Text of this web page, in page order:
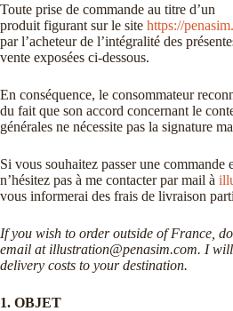
Toute prise de commande au titre d’un
produit figurant sur le site https://
par l’acheteur de l’intégralité des
vente exposées ci-dessous.
En conséquence, le consommateur
du fait que son accord concernant le
générales ne nécessite pas la signature
Si vous souhaitez passer une commande
n’hésitez pas à me contacter par mail à
vous informerai des frais de livraison
If you wish to order outside of France,
email at illustration@penasim.com. I
delivery costs to your destination.
1. OBJET